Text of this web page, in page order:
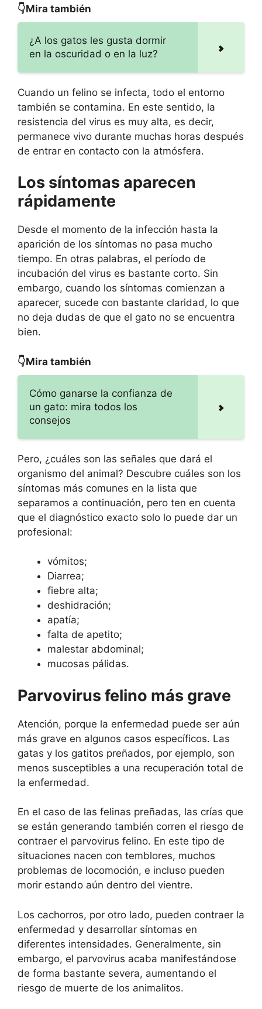
👇Mira también
¿A los gatos les gusta dormir
en la oscuridad o en la luz?
Cuando un felino se infecta, todo el entorno
también se contamina. En este sentido, la
resistencia del virus es muy alta, es decir,
permanece vivo durante muchas horas después
de entrar en contacto con la atmósfera.
Los síntomas aparecen
rápidamente
Desde el momento de la infección hasta la
aparición de los síntomas no pasa mucho
tiempo. En otras palabras, el período de
incubación del virus es bastante corto. Sin
embargo, cuando los síntomas comienzan a
aparecer, sucede con bastante claridad, lo que
no deja dudas de que el gato no se encuentra
bien.
👇Mira también
Cómo ganarse la confianza de
un gato: mira todos los
consejos
Pero, ¿cuáles son las señales que dará el
organismo del animal? Descubre cuáles son los
síntomas más comunes en la lista que
separamos a continuación, pero ten en cuenta
que el diagnóstico exacto solo lo puede dar un
profesional:
vómitos;
Diarrea;
fiebre alta;
deshidración;
apatía;
falta de apetito;
malestar abdominal;
mucosas pálidas.
Parvovirus felino más grave
Atención, porque la enfermedad puede ser aún
más grave en algunos casos específicos. Las
gatas y los gatitos preñados, por ejemplo, son
menos susceptibles a una recuperación total de
la enfermedad.
En el caso de las felinas preñadas, las crías que
se están generando también corren el riesgo de
contraer el parvovirus felino. En este tipo de
situaciones nacen con temblores, muchos
problemas de locomoción, e incluso pueden
morir estando aún dentro del vientre.
Los cachorros, por otro lado, pueden contraer la
enfermedad y desarrollar síntomas en
diferentes intensidades. Generalmente, sin
embargo, el parvovirus acaba manifestándose
de forma bastante severa, aumentando el
riesgo de muerte de los animalitos.